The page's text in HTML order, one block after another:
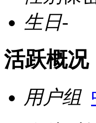
生日-
活跃概况
用户组